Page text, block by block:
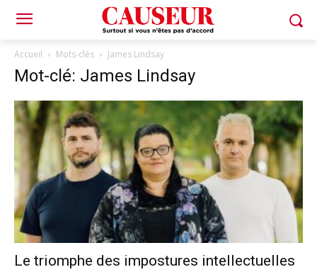
Accueil Mots-clés James Lindsay
Mot-clé: James Lindsay
Le triomphe des impostures intellectuelles